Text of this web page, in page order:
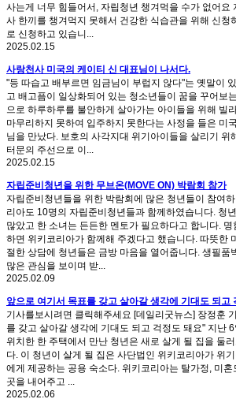
사는게 너무 힘들어서, 자립청년 챙겨먹을 수가 없어요
사 한끼를 챙겨먹지 못해서 건강한 식습관을 위해 신청
로 신청하고 있습니...
2025.02.15
사랑천사 미국의 케이티 신 대표님이 나서다.
"등 따습고 배부르면 임금님이 부럽지 않다"는 옛말이
고 배고픔이 일상화되어 있는 청소년들이 꿈을 꾸어보
으로 하루하루를 불안하게 살아가는 아이들을 위해 빌
마무리하지 못하여 입주하지 못한다는 사정을 들은 미
님을 만났다. 보호의 사각지대 위기아이들을 살리기 위
터문의 주선으로 이...
2025.02.15
자립준비청년을 위한 무브온(MOVE ON) 박람회 참가
자립준비청년들을 위한 박람회에 많은 청년들이 참여
리아도 10명의 자립준비청년들과 함께하였습니다. 청
많았고 한 소녀는 든든한 멘토가 필요하다고 합니다.
하면 위키코리아가 함께해 주겠다고 했습니다. 따뜻한
절한 상담에 청년들은 금방 마음을 열어줍니다. 생필품
많은 관심을 보이며 받...
2025.02.09
앞으로 여기서 목표를 갖고 살아갈 생각에 기대도 되고
기사를보시려면 클릭해주세요 [데일리굿뉴스] 장정훈
를 갖고 살아갈 생각에 기대도 되고 걱정도 돼요" 지난
위치한 한 주택에서 만난 청년은 새로 살게 될 집을 둘
다. 이 청년이 살게 될 집은 사단법인 위키코리아가 위
에게 제공하는 공용 숙소다. 위키코리아는 탈가정, 미
곳을 내어주고 ...
2025.02.06